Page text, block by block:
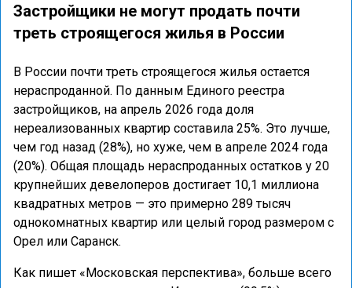
Застройщики не могут продать почти
треть строящегося жилья в России
В России почти треть строящегося жилья остается
нераспроданной. По данным Единого реестра
застройщиков, на апрель 2026 года доля
нереализованных квартир составила 25%. Это лучше,
чем год назад (28%), но хуже, чем в апреле 2024 года
(20%). Общая площадь нераспроданных остатков у 20
крупнейших девелоперов достигает 10,1 миллиона
квадратных метров — это примерно 289 тысяч
однокомнатных квартир или целый город размером с
Орел или Саранск.
Как пишет «Московская перспектива», больше всего